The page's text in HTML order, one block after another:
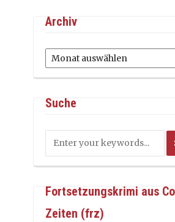
Archiv
Archiv
Suche
Fortsetzungskrimi aus
Zeiten (frz)